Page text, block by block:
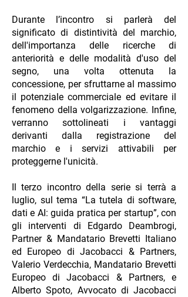
Durante l’incontro si parlerà del
significato di distintività del marchio,
dell'importanza delle ricerche di
anteriorità e delle modalità d'uso del
segno, una volta ottenuta la
concessione, per sfruttarne al massimo
il potenziale commerciale ed evitare il
fenomeno della volgarizzazione. Infine,
verranno sottolineati i vantaggi
derivanti dalla registrazione del
marchio e i servizi attivabili per
proteggerne l'unicità.
Il terzo incontro della serie si terrà a
luglio, sul tema “La tutela di software,
dati e AI: guida pratica per startup”, con
gli interventi di Edgardo Deambrogi,
Partner & Mandatario Brevetti Italiano
ed Europeo di Jacobacci & Partners,
Valerio Verdecchia, Mandatario Brevetti
Europeo di Jacobacci & Partners, e
Alberto Spoto, Avvocato di Jacobacci